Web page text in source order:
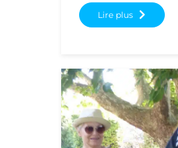
Lire plus